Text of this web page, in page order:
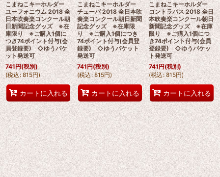
こまねこキーホルダー
ユーフォニウム 2018 全
日本吹奏楽コンクール朝
日新聞記念グッズ ※在
庫限り ※ご購入1個に
つき74ポイント付与(会
員登録要) ◇ゆうパケ
ット発送可
741円(税別)
(税込: 815円)
カートに入れる
こまねこキーホルダー
チューバ 2018 全日本吹
奏楽コンクール朝日新聞
記念グッズ ※在庫限
り ※ご購入1個につき
74ポイント付与(会員登
録要) ◇ゆうパケット
発送可
741円(税別)
(税込: 815円)
カートに入れる
こまねこキーホルダー
コントラバス 2018 全日
本吹奏楽コンクール朝日
新聞記念グッズ ※在庫
限り ※ご購入1個につ
き74ポイント付与(会員
登録要) ◇ゆうパケッ
ト発送可
741円(税別)
(税込: 815円)
カートに入れる